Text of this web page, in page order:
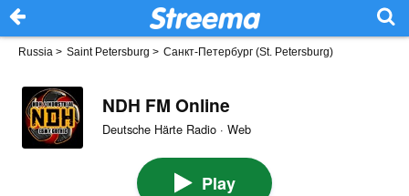
Russia > Saint Petersburg > Санкт-Петербург (St. Petersburg)
NDH FM Online
Deutsche Härte Radio · Web
Play